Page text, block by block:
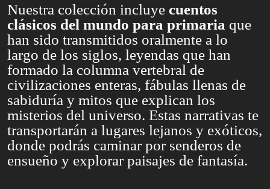
Nuestra colección incluyecuentos
clásicos del mundo para primaria que
han sido transmitidos oralmente a lo
largo de los siglos, leyendas que han
formado la columna vertebral de
civilizaciones enteras, fábulas llenas de
sabiduría y mitos que explican los
misterios del universo. Estas narrativas te
transportarán a lugares lejanos y exóticos,
donde podrás caminar por senderos de
ensueño y explorar paisajes de fantasía.